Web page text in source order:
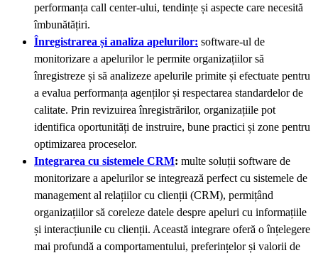
performanța call center-ului, tendințe și aspecte care necesită
îmbunătățiri.
Înregistrarea și analiza apelurilor: software-ul de
monitorizare a apelurilor le permite organizațiilor să
înregistreze și să analizeze apelurile primite și efectuate pentru
a evalua performanța agenților și respectarea standardelor de
calitate. Prin revizuirea înregistrărilor, organizațiile pot
identifica oportunități de instruire, bune practici și zone pentru
optimizarea proceselor.
Integrarea cu sistemele CRM: multe soluții software de
monitorizare a apelurilor se integrează perfect cu sistemele de
management al relațiilor cu clienții (CRM), permițând
organizațiilor să coreleze datele despre apeluri cu informațiile
și interacțiunile cu clienții. Această integrare oferă o înțelegere
mai profundă a comportamentului, preferințelor și valorii de